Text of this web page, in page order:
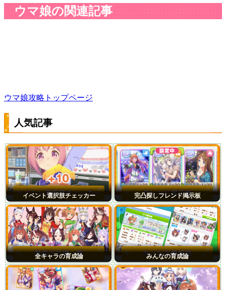
ウマ娘の関連記事
ウマ娘攻略トップページ
人気記事
イベント選択肢チェッカー 完凸探しフレンド掲示板
全キャラの育成論 みんなの育成論